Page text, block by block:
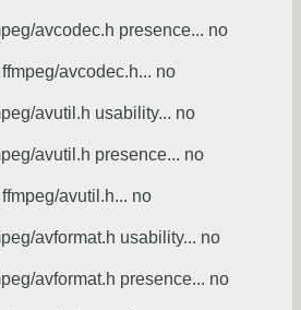
avcodec.h presence... no
avcodec.h... no
avutil.h usability... no
avutil.h presence... no
avutil.h... no
avformat.h usability... no
avformat.h presence... no